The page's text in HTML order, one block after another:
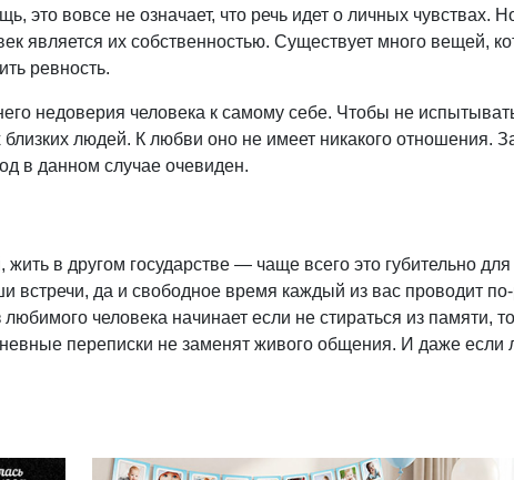
это вовсе не означает, что речь идет о личных чувствах.
является их собственностью. Существует много вещей,
ревность.
недоверия человека к самому себе. Чтобы не
людей. К любви оно не имеет никакого отношения.
в данном случае очевиден.
в другом государстве — чаще всего это губительно
да и свободное время каждый из вас проводит
человека начинает если не стираться из памяти,
переписки не заменят живого общения. И даже если